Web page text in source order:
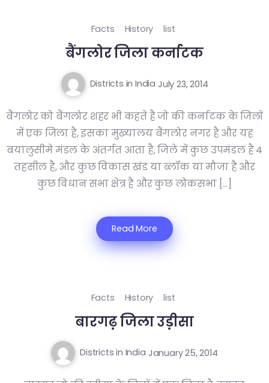
Facts History list
बैंगलोर जिला कर्नाटक
Districts in India July 23, 2014
बैंगलोर को बैंगलोर शहर भी कहते है जो की कर्नाटक के जिलों
में एक जिला है, इसका मुख्यालय बैंगलोर नगर है और यह
बयालुसीमे मंडल के अंतर्गत आता है, जिले में कुछ उपमंडल है 4
तहसील है, और कुछ विकास खंड या ब्लॉक या मौजा है और
कुछ विधान सभा क्षेत्र है और कुछ लोकसभा […]
Read More
Facts History list
बारगढ़ जिला उड़ीसा
Districts in India January 25, 2014